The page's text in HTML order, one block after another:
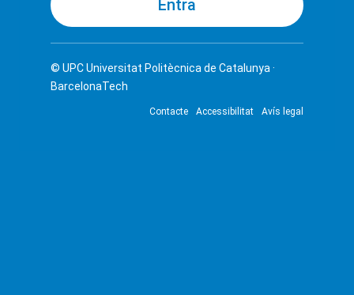
© UPCUniversitat Politècnica de Catalunya ·
BarcelonaTech
Contacte Accessibilitat Avís legal